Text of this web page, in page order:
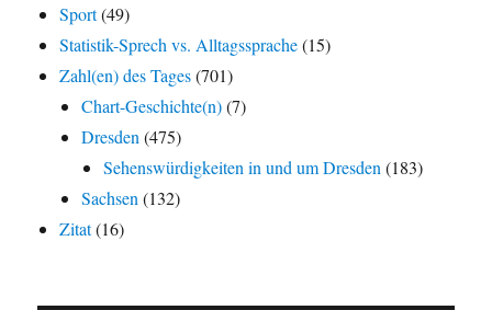
Sport(49)
Statistik-Sprech vs. Alltagssprache(15)
Zahl(en) des Tages(701)
Chart-Geschichte(n)(7)
Dresden (475)
Sehenswürdigkeiten in und um Dresden (183)
Sachsen (132)
Zitat(16)